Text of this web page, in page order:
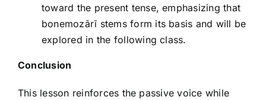
toward the present tense, emphasizing that
bonemozārī stems form its basis and will be
explored in the following class.
Conclusion
This lesson reinforces the passive voice while